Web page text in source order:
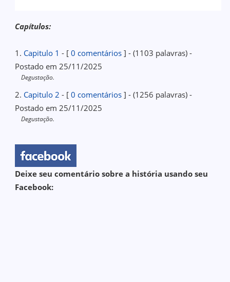
Capítulos:
1. Capitulo 1 - [0 comentários ] - (1103 palavras) -
Postado em 25/11/2025
Degustação.
2. Capitulo 2 - [0 comentários ] - (1256 palavras) -
Postado em 25/11/2025
Degustação.
Deixe seu comentário sobre a história usando seu
Facebook: